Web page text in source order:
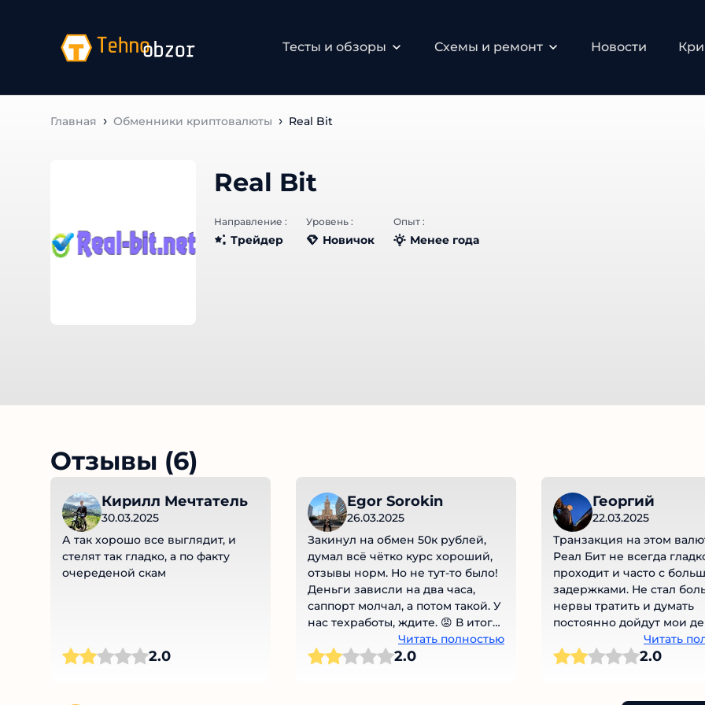
Тесты и обзоры Схемы и ремонт Новости
Главная Обменники криптовалюты Real Bit
Real Bit
Направление :
Трейдер
Уровень :
Новичок
Опыт :
Менее года
Отзывы (6)
Кирилл Мечтатель
30.03.2025
А так хорошо все выглядит, и
стелят так гладко, а по факту
очереденой скам
2.0
Egor Sorokin
26.03.2025
Закинул на обмен 50к рублей,
думал всё чётко курс хороший,
отзывы норм. Но не тут-то было!
Деньги зависли на два часа,
саппорт молчал, а потом такой. У
нас техработы, ждите. 😡 В итоге
вернули, но без 500 рублей типа
комиссия выросла 🥲. Скам? Не,
Читать полностью
2.0
Георгий
22.03.2025
Транзакция на этом
Реал Бит не всегда гладко
проходит и часто с
задержками. Не стал
нервы тратить и думать
постоянно дойдут мои
идли потеряются. Нашел
обменник и все стало
Читать
2.0